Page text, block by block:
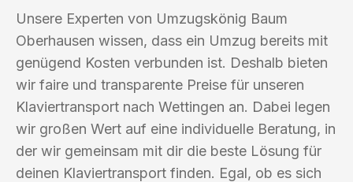
Unsere Experten von Umzugskönig Baum
Oberhausen wissen, dass ein Umzug bereits mit
genügend Kosten verbunden ist. Deshalb bieten
wir faire und transparente Preise für unseren
Klaviertransport nach Wettingen an. Dabei legen
wir großen Wert auf eine individuelle Beratung, in
der wir gemeinsam mit dir die beste Lösung für
deinen Klaviertransport finden. Egal, ob es sich